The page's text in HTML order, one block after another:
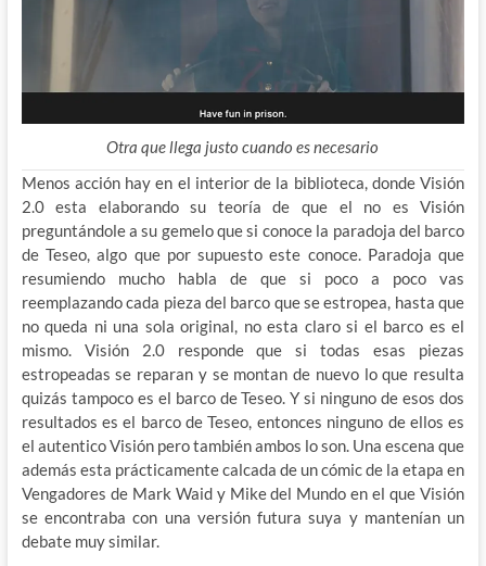
Otra que llega justo cuando es necesario
Menos acción hay en el interior de la biblioteca, donde Visión
2.0 esta elaborando su teoría de que el no es Visión
preguntándole a su gemelo que si conoce la paradoja del barco
de Teseo, algo que por supuesto este conoce. Paradoja que
resumiendo mucho habla de que si poco a poco vas
reemplazando cada pieza del barco que se estropea, hasta que
no queda ni una sola original, no esta claro si el barco es el
mismo. Visión 2.0 responde que si todas esas piezas
estropeadas se reparan y se montan de nuevo lo que resulta
quizás tampoco es el barco de Teseo. Y si ninguno de esos dos
resultados es el barco de Teseo, entonces ninguno de ellos es
el autentico Visión pero también ambos lo son. Una escena que
además esta prácticamente calcada de un cómic de la etapa en
Vengadores de Mark Waid y Mike del Mundo en el que Visión
se encontraba con una versión futura suya y mantenían un
debate muy similar.